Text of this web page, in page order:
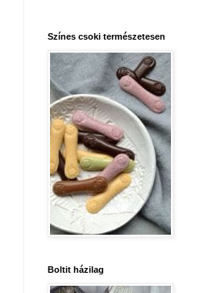
Színes csoki természetesen
Boltit házilag